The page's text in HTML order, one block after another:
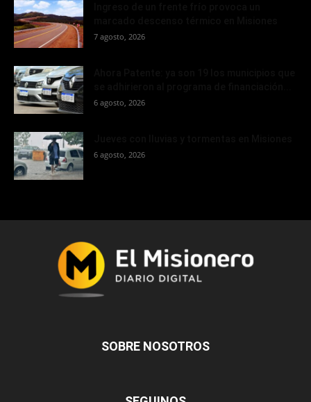
7 agosto, 2026
6 agosto, 2026
6 agosto, 2026
SOBRE NOSOTROS